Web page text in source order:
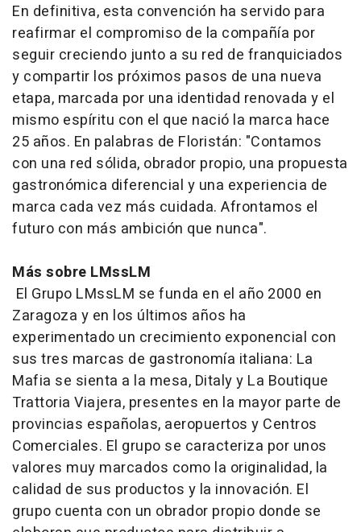
En definitiva, esta convención ha servido para
reafirmar el compromiso de la compañía por
seguir creciendo junto a su red de franquiciados
y compartir los próximos pasos de una nueva
etapa, marcada por una identidad renovada y el
mismo espíritu con el que nació la marca hace
25 años. En palabras de Floristán: "Contamos
con una red sólida, obrador propio, una propuesta
gastronómica diferencial y una experiencia de
marca cada vez más cuidada. Afrontamos el
futuro con más ambición que nunca".
Más sobre LMssLM
El Grupo LMssLM se funda en el año 2000 en
Zaragoza y en los últimos años ha
experimentado un crecimiento exponencial con
sus tres marcas de gastronomía italiana: La
Mafia se sienta a la mesa, Ditaly y La Boutique
Trattoria Viajera, presentes en la mayor parte de
provincias españolas, aeropuertos y Centros
Comerciales. El grupo se caracteriza por unos
valores muy marcados como la originalidad, la
calidad de sus productos y la innovación. El
grupo cuenta con un obrador propio donde se